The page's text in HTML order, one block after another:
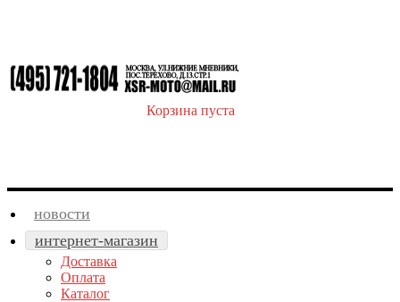
Корзина пуста
новости
интернет-магазин
Доставка
Оплата
Каталог